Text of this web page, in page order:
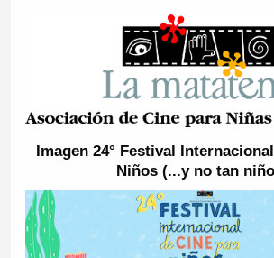
Imagen 24° Festival
Niños (...y no tan